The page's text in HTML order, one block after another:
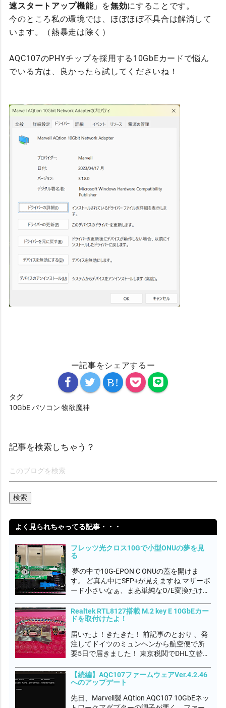
速スタートアップ機能」を無効にすることです。
今のところ私の環境では、ほぼほぼ不具合は解消して
います。（熱暴走は除く）
AQC107のPHYチップを採用する10GbEカードで悩ん
でいる方は、良かったら試してくださいね！
ー記事をシェアするー
B!
タグ
10GbEパソコン物欲魔神
記事を検索しちゃう？
よく見られちゃってる記事・・・
フレッツ光クロス10Gで小型ONUの夢を見
る
夢の中で10G-EPON C ONUの蓋を開けま
す。 ど真ん中にSFP+が見えますね マザーボ
ード小さいなぁ、まあ単純なO/E変換だけだ
WTDのSFP+光トランシーバーモジュールで
すね フレッツ網のONU認証はMACアドレス
Realtek RTL8127搭載 M.2 key E 10GbEカー
ドを取付けたよ！
届いたよ！きたきた！ 前記事のとおり 、発
注してドイツのミュンヘンから航空便で所
要5日で届きました！ 東京税関でDHL立替の
んだかんだでトータル 44,974円もかかりま
した💦 完全自己満足の世界です。何も言わ
【続編】AQC107ファームウェアVer.4.2.46
へのアップデート
先日、Marvell製 AQtion AQC107 10GbEネッ